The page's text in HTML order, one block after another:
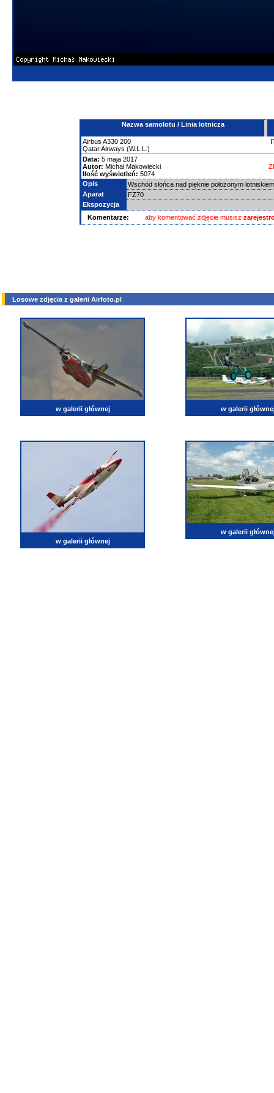
Nazwa samolotu / Linia lotnicza
Airbus A330 200
Qatar Airways (W.L.L.)
Data: 5 maja 2017
Autor: Michał Makowiecki
Ilość wyświetleń: 5074
Opis
Wschód słońca nad pięknie położonym
Aparat
FZ70
Ekspozycja
Komentarze:
aby komentować zdjęcie musisz
Losowe zdjęcia z galerii Airfoto.pl
w galerii głównej w galerii
w galerii głównej
w galerii